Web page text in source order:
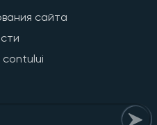
сайта